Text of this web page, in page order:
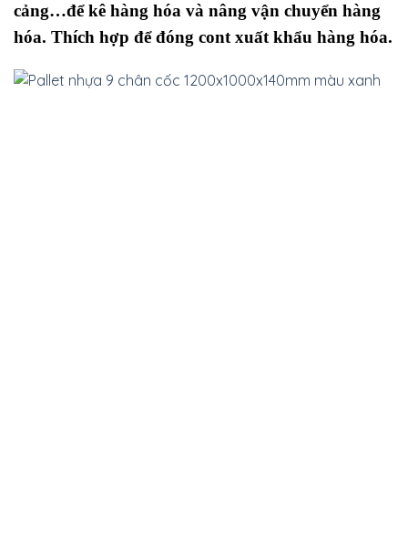
cảng…để kê hàng hóa và nâng vận chuyển hàng
hóa. Thích hợp để đóng cont xuất khẩu hàng hóa.